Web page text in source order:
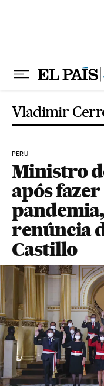
Vladimir
PERU
Ministro
após
renúncia
Castillo